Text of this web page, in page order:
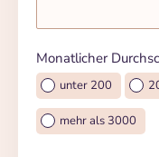
Monatlicher
unter 200
mehr als 3000